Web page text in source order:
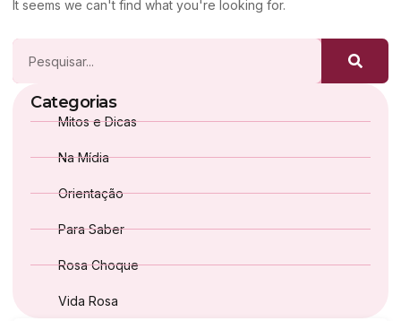
It seems we can't find what you're looking for.
Categorias
Mitos e Dicas
Na Mídia
Orientação
Para Saber
Rosa Choque
Vida Rosa